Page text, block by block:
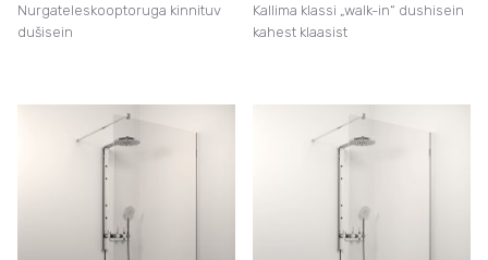
Nurgateleskooptoruga kinnituv
dušisein
Kallima klassi „walk-in“ dushisein
kahest klaasist